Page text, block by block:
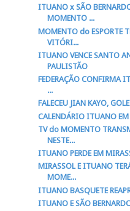
ITUANO x SÃO
MOMENTO ...
MOMENTO do ESPORTE
VITÓRI...
ITUANO VENCE SANTO
PAULISTÃO
FEDERAÇÃO CONFIRMA
...
FALECEU JIAN KAYO,
CALENDÁRIO ITUANO EM
TV do MOMENTO
NESTE...
ITUANO PERDE EM
MIRASSOL E ITUANO
MOME...
ITUANO BASQUETE
ITUANO E SÃO